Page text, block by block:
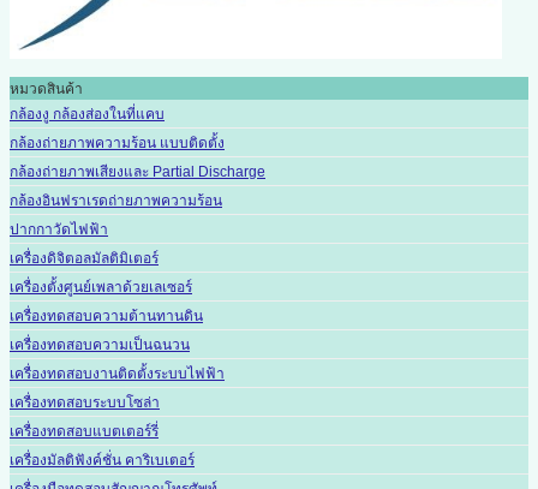
หมวดสินค้า
กล้องงู กล้องส่องในที่แคบ
กล้องถ่ายภาพความร้อน แบบติดตั้ง
กล้องถ่ายภาพเสียงและ Partial Discharge
กล้องอินฟราเรดถ่ายภาพความร้อน
ปากกาวัดไฟฟ้า
เครื่องดิจิตอลมัลติมิเตอร์
เครื่องตั้งศูนย์เพลาด้วยเลเซอร์
เครื่องทดสอบความต้านทานดิน
เครื่องทดสอบความเป็นฉนวน
เครื่องทดสอบงานติดตั้งระบบไฟฟ้า
เครื่องทดสอบระบบโซล่า
เครื่องทดสอบแบตเตอร์รี่
เครื่องมัลติฟังค์ชั่น คาริเบเตอร์